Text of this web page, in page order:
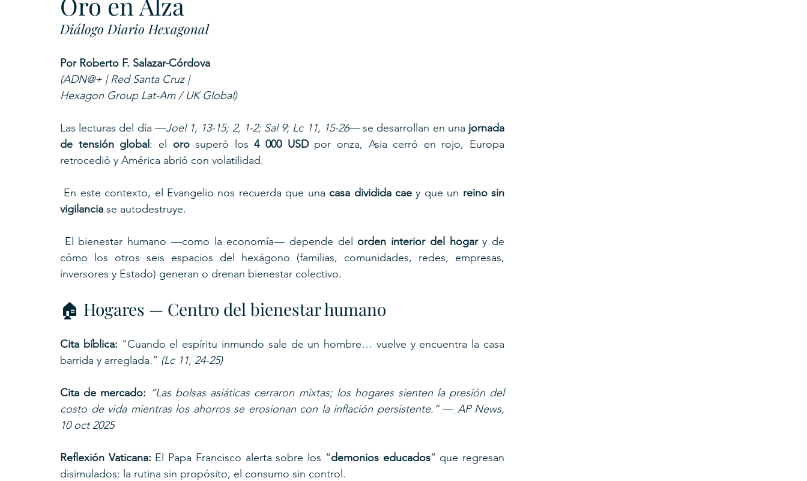
Diálogo Diario Hexagonal
Por Roberto F. Salazar-Córdova
(ADN@+ | Red Santa Cruz |
Hexagon Group Lat-Am / UK Global)
Las lecturas del día —Joel 1, 13-15; 2, 1-2; Sal 9; Lc 11, 15-26— se desarrollan en una jornada
de tensión global : el oro superó los 4 000 USD por onza, Asia cerró en rojo, Europa
retrocedió y América abrió con volatilidad.
En este contexto, el Evangelio nos recuerda que una casa dividida cae y que un reino sin
vigilancia se autodestruye.
El bienestar humano —como la economía— depende del orden interior del hogar y de
cómo los otros seis espacios del hexágono (familias, comunidades, redes, empresas,
inversores y Estado) generan o drenan bienestar colectivo.
🏠 Hogares — Centro del bienestar humano
Cita bíblica: “Cuando el espíritu inmundo sale de un hombre… vuelve y encuentra la casa
barrida y arreglada.” (Lc 11, 24-25)
Cita de mercado: “Las bolsas asiáticas cerraron mixtas; los hogares sienten la presión del
costo de vida mientras los ahorros se erosionan con la inflación persistente.” — AP News,
10 oct 2025
Reflexión Vaticana: El Papa Francisco alerta sobre los “demonios educados” que regresan
disimulados: la rutina sin propósito, el consumo sin control.